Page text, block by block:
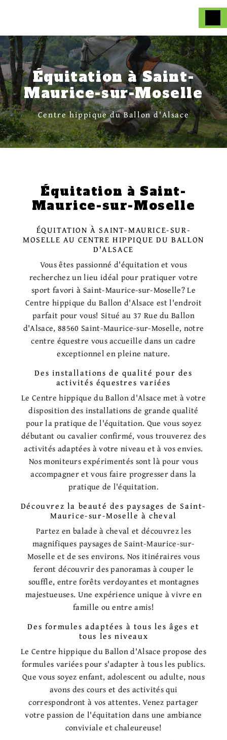
Équitation à Saint-
Maurice-sur-Moselle
Centre hippique du Ballon d'Alsace
Équitation à Saint-
Maurice-sur-Moselle
ÉQUITATION À SAINT-MAURICE-SUR-
MOSELLE AU CENTRE HIPPIQUE DU BALLON
D'ALSACE
Vous êtes passionné d'équitation et vous
recherchez un lieu idéal pour pratiquer votre
sport favori à Saint-Maurice-sur-Moselle? Le
Centre hippique du Ballon d'Alsace est l'endroit
parfait pour vous! Situé au 37 Rue du Ballon
d'Alsace, 88560 Saint-Maurice-sur-Moselle, notre
centre équestre vous accueille dans un cadre
exceptionnel en pleine nature.
Des installations de qualité pour des
activités équestres variées
Le Centre hippique du Ballon d'Alsace met à votre
disposition des installations de grande qualité
pour la pratique de l'équitation. Que vous soyez
débutant ou cavalier confirmé, vous trouverez des
activités adaptées à votre niveau et à vos envies.
Nos moniteurs expérimentés sont là pour vous
accompagner et vous faire progresser dans la
pratique de l'équitation.
Découvrez la beauté des paysages de Saint-
Maurice-sur-Moselle à cheval
Partez en balade à cheval et découvrez les
magnifiques paysages de Saint-Maurice-sur-
Moselle et de ses environs. Nos itinéraires vous
feront découvrir des panoramas à couper le
souffle, entre forêts verdoyantes et montagnes
majestueuses. Une expérience unique à vivre en
famille ou entre amis!
Des formules adaptées à tous les âges et
tous les niveaux
Le Centre hippique du Ballon d'Alsace propose des
formules variées pour s'adapter à tous les publics.
Que vous soyez enfant, adolescent ou adulte, nous
avons des cours et des activités qui
correspondront à vos attentes. Venez partager
votre passion de l'équitation dans une ambiance
conviviale et chaleureuse!